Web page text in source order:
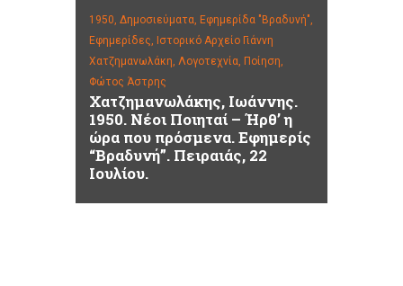
1950, Δημοσιεύματα, Εφημερίδα "Βραδυνή",
Εφημερίδες, Ιστορικό Αρχείο Γιάννη
Χατζημανωλάκη, Λογοτεχνία, Ποίηση,
Φώτος Άστρης
Χατζημανωλάκης, Ιωάννης.
1950. Νέοι Ποιηταί – Ήρθ’ η
ώρα που πρόσμενα. Εφημερίς
“Βραδυνή”. Πειραιάς, 22
Ιουλίου.